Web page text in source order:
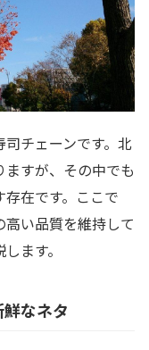
チェーンです。北
すが、その中でも
存在です。ここで
い品質を維持して
ます。
なネタ